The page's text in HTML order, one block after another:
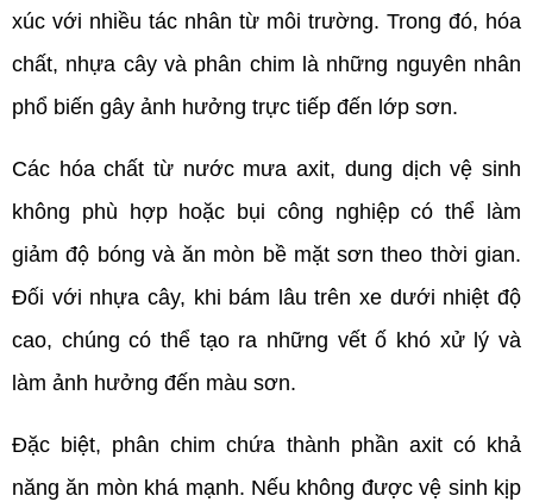
xúc với nhiều tác nhân từ môi trường. Trong đó, hóa
chất, nhựa cây và phân chim là những nguyên nhân
phổ biến gây ảnh hưởng trực tiếp đến lớp sơn.
Các hóa chất từ nước mưa axit, dung dịch vệ sinh
không phù hợp hoặc bụi công nghiệp có thể làm
giảm độ bóng và ăn mòn bề mặt sơn theo thời gian.
Đối với nhựa cây, khi bám lâu trên xe dưới nhiệt độ
cao, chúng có thể tạo ra những vết ố khó xử lý và
làm ảnh hưởng đến màu sơn.
Đặc biệt, phân chim chứa thành phần axit có khả
năng ăn mòn khá mạnh. Nếu không được vệ sinh kịp